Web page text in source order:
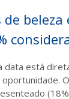
data está